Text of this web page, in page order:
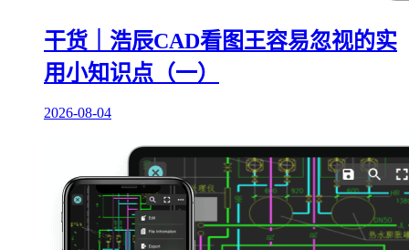
干货｜浩辰CAD看图王容易忽视的实
用小知识点（一）
2026-08-04